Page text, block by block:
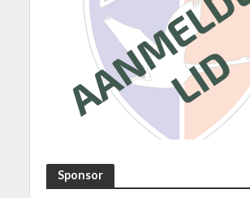
Sponsor